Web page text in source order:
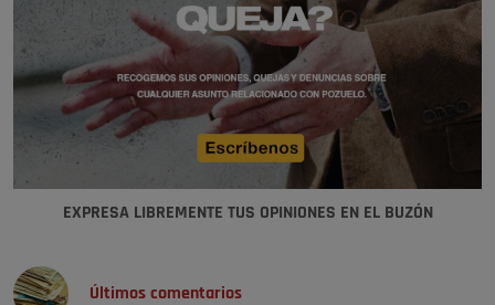
EXPRESA LIBREMENTE TUS OPINIONES EN EL BUZÓN
Últimos comentarios